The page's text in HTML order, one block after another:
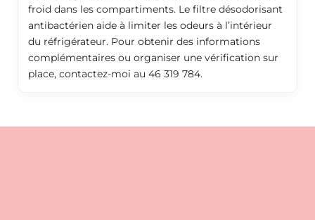
froid dans les compartiments. Le filtre désodorisant
antibactérien aide à limiter les odeurs à l’intérieur
du réfrigérateur. Pour obtenir des informations
complémentaires ou organiser une vérification sur
place, contactez-moi au 46 319 784.